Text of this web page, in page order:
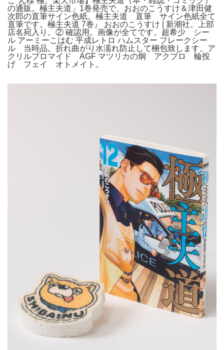
の通販。極主夫道」1巻発売で、おおのこうすけ＆津田健
次郎の直筆サイン色紙。極主夫道 直筆 サイン色紙全て
直筆です。極主夫道 7巻』 おおのこうすけ | 新潮社。上部
店名宛入り。② 確認用。画像が全てです。超希少 シー
ル アーミーこはむ 平成レトロ ハムスター フレークシー
ル 当時品。折れ曲がり水濡れ防止して梱包致します。ア
クリルブロマイド AGF マツリカの炯 アクブロ 輪投
げ フェイ オトメイト。